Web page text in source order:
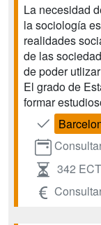
La necesidad
la sociología
realidades
de las
de poder
El grado de
formar
342